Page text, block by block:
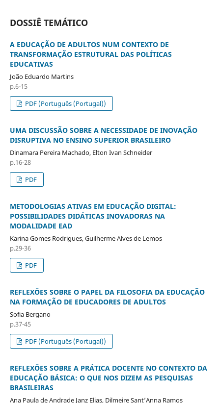
DOSSIÊ TEMÁTICO
A EDUCAÇÃO DE ADULTOS NUM CONTEXTO DE
TRANSFORMAÇÃO ESTRUTURAL DAS POLÍTICAS
EDUCATIVAS
João Eduardo Martins
p.6-15
PDF (Português (Portugal))
UMA DISCUSSÃO SOBRE A NECESSIDADE DE INOVAÇÃO
DISRUPTIVA NO ENSINO SUPERIOR BRASILEIRO
Dinamara Pereira Machado, Elton Ivan Schneider
p.16-28
PDF
METODOLOGIAS ATIVAS EM EDUCAÇÃO DIGITAL:
POSSIBILIDADES DIDÁTICAS INOVADORAS NA
MODALIDADE EAD
Karina Gomes Rodrigues, Guilherme Alves de Lemos
p.29-36
PDF
REFLEXÕES SOBRE O PAPEL DA FILOSOFIA DA EDUCAÇÃO
NA FORMAÇÃO DE EDUCADORES DE ADULTOS
Sofia Bergano
p.37-45
PDF (Português (Portugal))
REFLEXÕES SOBRE A PRÁTICA DOCENTE NO CONTEXTO DA
EDUCAÇÃO BÁSICA: O QUE NOS DIZEM AS PESQUISAS
BRASILEIRAS
Ana Paula de Andrade Janz Elias, Dilmeire Sant’Anna Ramos